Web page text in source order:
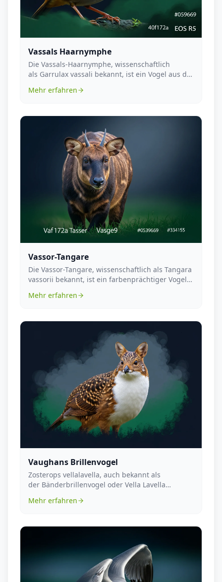
Vassals Haarnymphe
Die Vassals-Haarnymphe, wissenschaftlich
als Garrulax vassali bekannt, ist ein Vogel aus der
Mehr erfahren
Vassor-Tangare
Die Vassor-Tangare, wissenschaftlich als Tangara
vassorii bekannt, ist ein farbenprächtiger Vogel,
Mehr erfahren
Vaughans Brillenvogel
Zosterops vellalavella, auch bekannt als
der Bänderbrillenvogel oder Vella Lavella
Mehr erfahren